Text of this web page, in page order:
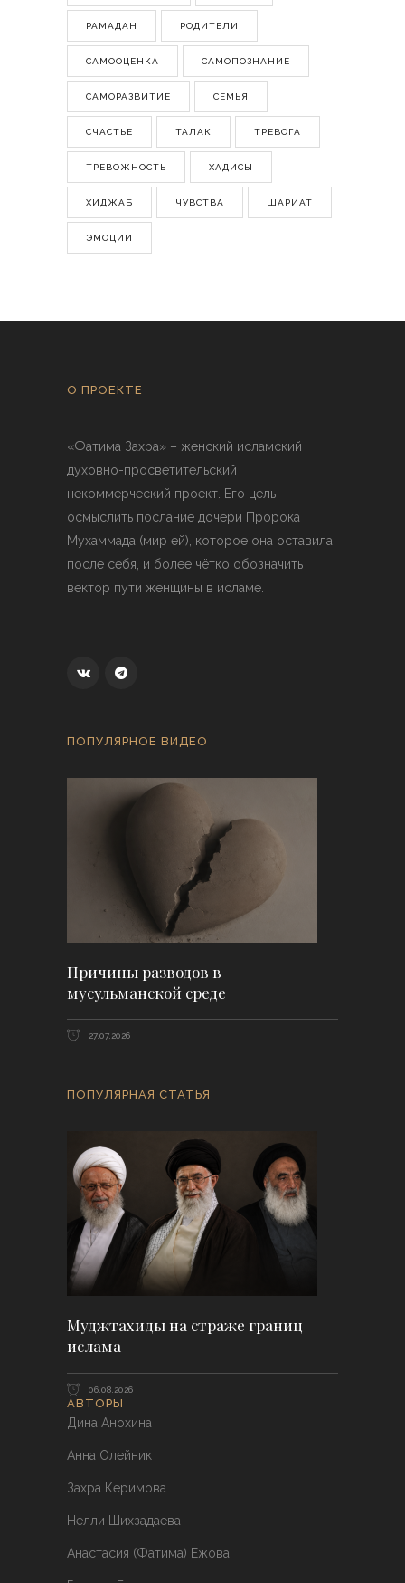
РАМАДАН РОДИТЕЛИ
САМООЦЕНКА САМОПОЗНАНИЕ
САМОРАЗВИТИЕ СЕМЬЯ
СЧАСТЬЕ ТАЛАК ТРЕВОГА
ТРЕВОЖНОСТЬ ХАДИСЫ
ХИДЖАБ ЧУВСТВА ШАРИАТ
ЭМОЦИИ
О ПРОЕКТЕ
«Фатима Захра» – женский исламский
духовно-просветительский
некоммерческий проект. Его цель –
осмыслить послание дочери Пророка
Мухаммада (мир ей), которое она оставила
после себя, и более чётко обозначить
вектор пути женщины в исламе.
ПОПУЛЯРНОЕ ВИДЕО
Причины разводов в
мусульманской среде
27.07.2026
ПОПУЛЯРНАЯ СТАТЬЯ
Муджтахиды на страже границ
ислама
06.08.2026
АВТОРЫ
Дина Анохина
Анна Олейник
Захра Керимова
Нелли Шихзадаева
Анастасия (Фатима) Ежова